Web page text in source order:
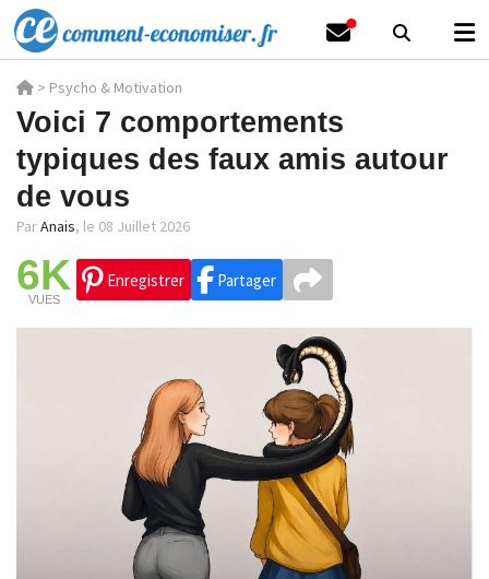
> Psycho & Motivation
Voici 7 comportements
typiques des faux amis autour
de vous
ParAnais, le 08 Juillet 2026
6K
VUES
Enregistrer Partager